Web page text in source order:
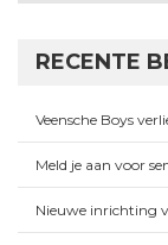
RECENTE
Veensche Boys
Meld je aan voor
Nieuwe inrichting